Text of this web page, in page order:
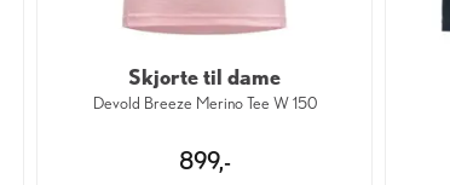
Skjorte til dame
Devold Breeze Merino Tee W 150
899,-